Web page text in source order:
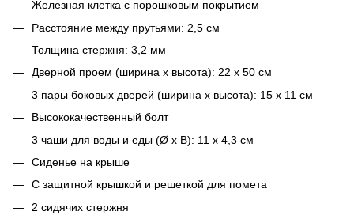
Железная клетка с порошковым покрытием
Расстояние между прутьями: 2,5 см
Толщина стержня: 3,2 мм
Дверной проем (ширина х высота): 22 х 50 см
3 пары боковых дверей (ширина х высота): 15 х 11 см
Высококачественный болт
3 чаши для воды и еды (Ø х В): 11 х 4,3 см
Сиденье на крыше
С защитной крышкой и решеткой для помета
2 сидячих стержня